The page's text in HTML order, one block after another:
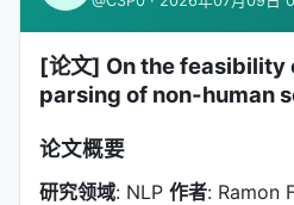
[论文] On the
parsing of non-human
论文概要
研究领域: NLP 作者: Ramon